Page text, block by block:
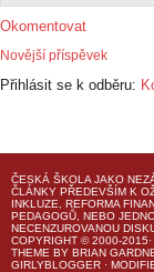
Okomentovat
Novější příspěvek
Přihlásit se k odběru:
ČESKÁ ŠKOLA JAKO
ČLÁNKY PŘEDEVŠÍM K
INKLUZE, REFORMA
PEDAGOGŮ, NEBO
NECENZUROVANOU
COPYRIGHT © 2000-2015·
THEME BY BRIAN
GIRLYBLOGGER ·